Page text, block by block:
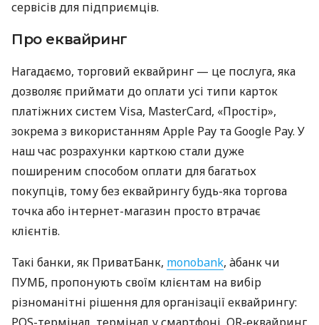
сервісів для підприємців.
Про еквайринг
Нагадаємо, торговий еквайринг — це послуга, яка
дозволяє приймати до оплати усі типи карток
платіжних систем Visa, MasterCard, «Простір»,
зокрема з використанням Apple Pay та Google Pay. У
наш час розрахунки карткою стали дуже
поширеним способом оплати для багатьох
покупців, тому без еквайрингу будь-яка торгова
точка або інтернет-магазин просто втрачає
клієнтів.
Такі банки, як ПриватБанк, monobank, àбанк чи
ПУМБ, пропонують своїм клієнтам на вибір
різноманітні рішення для організації еквайрингу: